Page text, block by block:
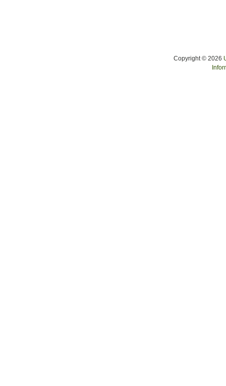
Copyright © 2026